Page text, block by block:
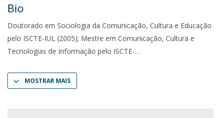
Bio
Doutorado em Sociologia da Comunicação, Cultura e Educação
pelo ISCTE-IUL (2005); Mestre em Comunicação, Cultura e
Tecnologias de Informação pelo ISCTE-
MOSTRAR MAIS